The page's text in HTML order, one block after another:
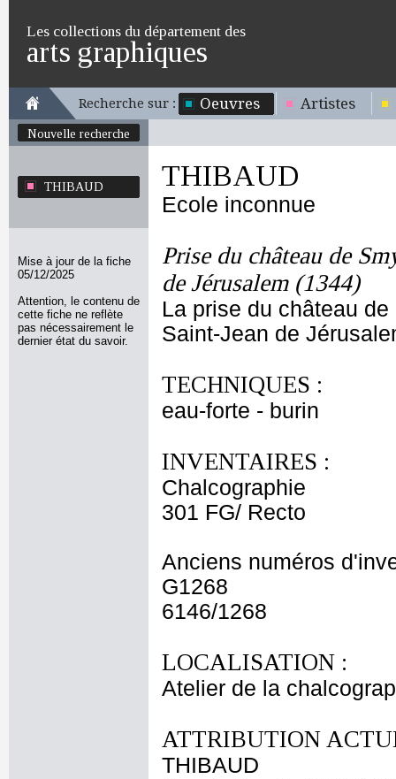
Les collections du département des
arts graphiques
Recherche sur : Oeuvres Artistes
Nouvelle recherche
THIBAUD
Mise à jour de la fiche
05/12/2025
Attention, le contenu de
cette fiche ne reflète
pas nécessairement le
dernier état du savoir.
THIBAUD
Ecole inconnue
Prise du château de
de Jérusalem (1344)
La prise du château
Saint-Jean de
TECHNIQUES :
eau-forte - burin
INVENTAIRES :
Chalcographie
301 FG/ Recto
Anciens numéros
G1268
6146/1268
LOCALISATION :
Atelier de la
ATTRIBUTION
THIBAUD